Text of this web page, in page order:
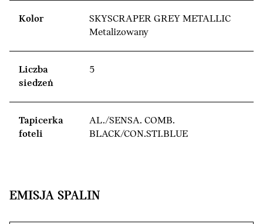
Kolor
SKYSCRAPER GREY METALLIC
Metalizowany
Liczba
siedzeń
5
Tapicerka
foteli
AL./SENSA. COMB.
BLACK/CON.STI.BLUE
EMISJA SPALIN